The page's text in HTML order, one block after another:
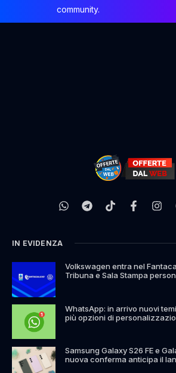
community.
IN EVIDENZA
Volkswagen entra nel
Tribuna e Sala Stampa
WhatsApp: in arrivo nuovi
più opzioni di
Samsung Galaxy S26 FE e
nuova conferma anticipa il